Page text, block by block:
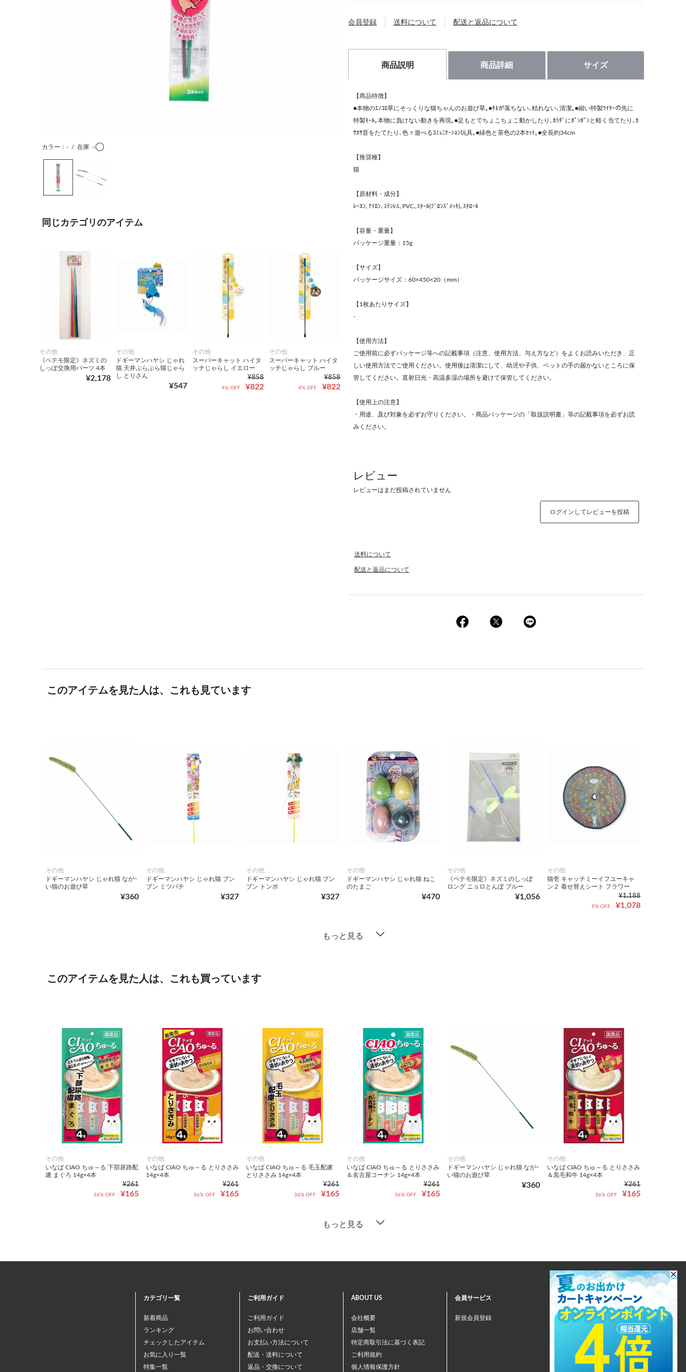
カラー：- / 在庫 -:◯
同じカテゴリのアイテム
その他
《ペテモ限定》ネズミの
しっぽ交換用パーツ 4本
¥2,178
その他
ドギーマンハヤシ じゃれ
猫 天井ぶらぶら猫じゃら
し とりさん
¥547
その他
スーパーキャット ハイタ
ッチじゃらし イエロー
¥858
¥822
4% OFF
その他
スーパーキャット ハイタ
ッチじゃらし ブルー
¥858
¥822
4% OFF
会員登録 送料について 配送と返品について
商品説明 商品詳細 サイズ
【商品特徴】
●本物のｴﾉｺﾛ草にそっくりな猫ちゃんのお遊び草｡●ﾀﾈが落ちない､枯れない､清潔｡●細い特製ﾜｲﾔｰの先に
特製ﾓｰﾙ｡本物に負けない動きを再現｡●足もとでちょこちょこ動かしたり､ｶﾗﾀﾞにﾎﾟﾝﾎﾟﾝと軽く当てたり､ｶ
ｻｶｻ音をたてたり､色々遊べるｺﾐｭﾆｹｰｼｮﾝ玩具｡●緑色と茶色の2本ｾｯﾄ｡●全長約34cm
【推奨種】
猫
【原材料・成分】
ﾚｰﾖﾝ､ﾅｲﾛﾝ､ｽﾃﾝﾚｽ､PVC､ｽﾁｰﾙ(ﾌﾞﾛﾝｽﾞﾒｯｷ)､ｽﾁﾛｰﾙ
【容量・重量】
パッケージ重量：15g
【サイズ】
パッケージサイズ：60×450×20（mm）
【1枚あたりサイズ】
-
【使用方法】
ご使用前に必ずパッケージ等への記載事項（注意、使用方法、与え方など）をよくお読みいただき、正
しい使用方法でご使用ください。使用後は清潔にして、幼児や子供、ペットの手の届かないところに保
管してください。直射日光・高温多湿の場所を避けて保管してください。
【使用上の注意】
・用途、及び対象を必ずお守りください。・商品パッケージの「取扱説明書」等の記載事項を必ずお読
みください。
レビュー
レビューはまだ投稿されていません
ログインしてレビューを投稿
送料について
配送と返品について
このアイテムを見た人は、これも見ています
その他
ドギーマンハヤシ じゃれ猫 ながｰ
い猫のお遊び草
¥360
その他
ドギーマンハヤシ じゃれ猫 ブン
ブン ミツバチ
¥327
その他
ドギーマンハヤシ じゃれ猫 ブン
ブン トンボ
¥327
その他
ドギーマンハヤシ じゃれ猫 ねこ
のたまご
¥470
その他
《ペテモ限定》ネズミのしっぽ
ロング ニョロとんぼ ブルー
¥1,056
その他
猫壱 キャッチミーイフユーキャ
ン２ 着せ替えシート フラワー
¥1,188
¥1,078
9% OFF
もっと見る
このアイテムを見た人は、これも買っています
その他
いなば CIAO ちゅ～る 下部尿路配
慮 まぐろ 14g×4本
¥261
¥165
36% OFF
その他
いなば CIAO ちゅ～る とりささみ
14g×4本
¥261
¥165
36% OFF
その他
いなば CIAO ちゅ～る 毛玉配慮
とりささみ 14g×4本
¥261
¥165
36% OFF
その他
いなば CIAO ちゅ～る とりささみ
＆名古屋コーチン 14g×4本
¥261
¥165
36% OFF
その他
ドギーマンハヤシ じゃれ猫 ながｰ
い猫のお遊び草
¥360
その他
いなば CIAO ちゅ～る とりささみ
＆黒毛和牛 14g×4本
¥261
¥165
36% OFF
もっと見る
カテゴリ一覧
新着商品
ランキング
チェックしたアイテム
お気に入り一覧
特集一覧
ご利用ガイド
ご利用ガイド
お問い合わせ
お支払い方法について
配送・送料について
返品・交換について
ABOUT US
会社概要
店舗一覧
特定商取引法に基づく表記
ご利用規約
個人情報保護方針
会員サービス
新規会員登録